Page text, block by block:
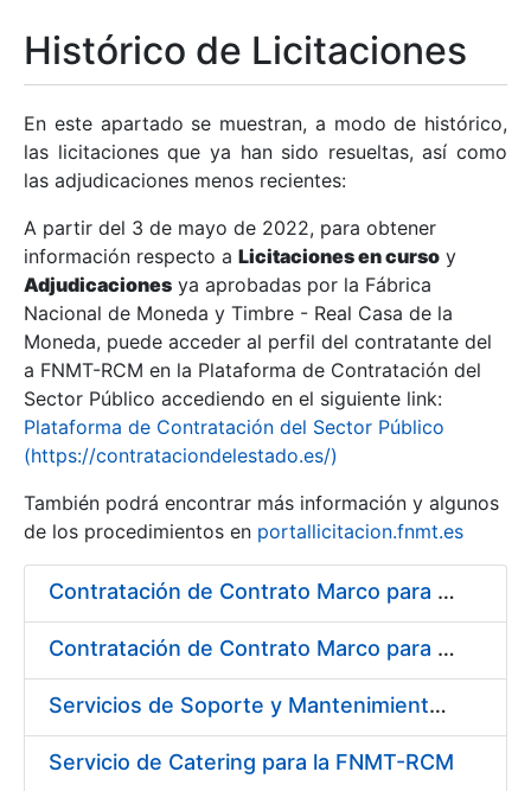
Mostrar/Ocultar
Mostrar/Ocultar
Mostrar/Ocultar
Histórico de Licitaciones
En este apartado se muestran, a modo de histórico,
las licitaciones que ya han sido resueltas, así como
las adjudicaciones menos recientes:
A partir del 3 de mayo de 2022, para obtener
información respecto a Licitaciones en curso y
Adjudicaciones ya aprobadas por la Fábrica
Nacional de Moneda y Timbre - Real Casa de la
Moneda, puede acceder al perfil del contratante del
a FNMT-RCM en la Plataforma de Contratación del
Sector Público accediendo en el siguiente link:
Plataforma de Contratación del Sector Público
(https://contrataciondelestado.es/)
También podrá encontrar más información y algunos
de los procedimientos en portallicitacion.fnmt.es
Contratación de Contrato Marco para el Suministro de Material de Fontanería y Repuestos de Aire Acondicionado, bienio 2018-2019
Contratación de Contrato Marco para el Suministro de Material de Ferretería, Bienio 2018-2019
Servicios de Soporte y Mantenimiento de Licencias de Software IBM para Fábrica Nacional de Moneda y Timbre-Real Casa de la Moneda (FNMT-RCM)
Servicio de Catering para la FNMT-RCM